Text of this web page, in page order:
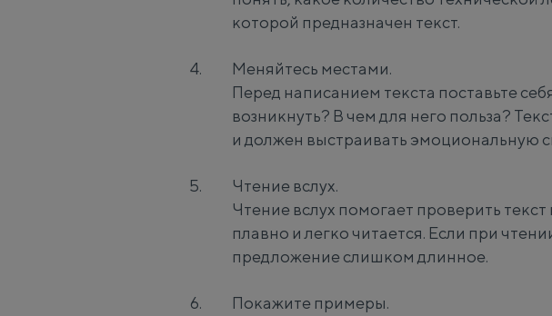
которой предназначен текст.
Меняйтесь местами.
Перед написанием текста поставьте
возникнуть? В чем для него польза?
и должен выстраивать эмоциональную
Чтение вслух.
Чтение вслух помогает проверить
плавно и легко читается. Если при
предложение слишком длинное.
Покажите примеры.